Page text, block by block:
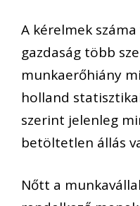
A kérelmek
gazdaság több
munkaerőhiány
holland
szerint jelenleg
betöltetlen állás
Nőtt a